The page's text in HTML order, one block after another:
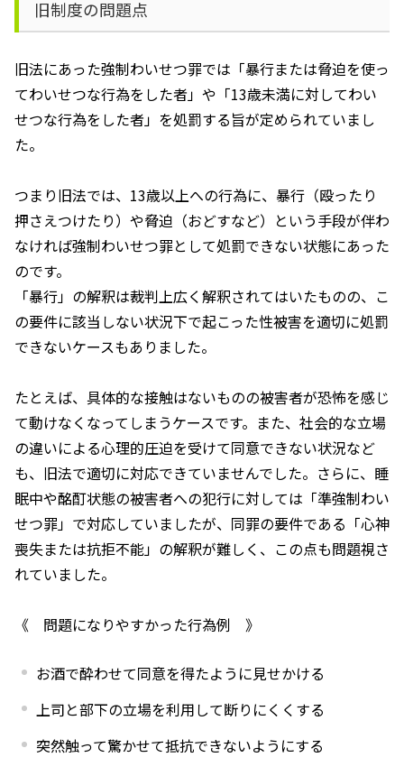
旧制度の問題点
旧法にあった強制わいせつ罪では「暴行または脅迫を使っ
てわいせつな行為をした者」や「13歳未満に対してわい
せつな行為をした者」を処罰する旨が定められていまし
た。
つまり旧法では、 13歳以上への行為に、暴行（殴ったり
押さえつけたり）や脅迫（おどすなど）という手段が伴わ
なければ強制わいせつ罪として処罰できない状態にあった
のです。
「暴行」の解釈は裁判上広く解釈されてはいたものの、こ
の要件に該当しない状況下で起こった性被害を適切に処罰
できないケースもありました。
たとえば、具体的な接触はないものの被害者が恐怖を感じ
て動けなくなってしまうケースです。また、社会的な立場
の違いによる心理的圧迫を受けて同意できない状況など
も、旧法で適切に対応できていませんでした。さらに、睡
眠中や酩酊状態の被害者への犯行に対しては「準強制わい
せつ罪」で対応していましたが、同罪の要件である「心神
喪失または抗拒不能」の解釈が難しく、この点も問題視さ
れていました。
《 問題になりやすかった行為例 》
お酒で酔わせて同意を得たように見せかける
上司と部下の立場を利用して断りにくくする
突然触って驚かせて抵抗できないようにする